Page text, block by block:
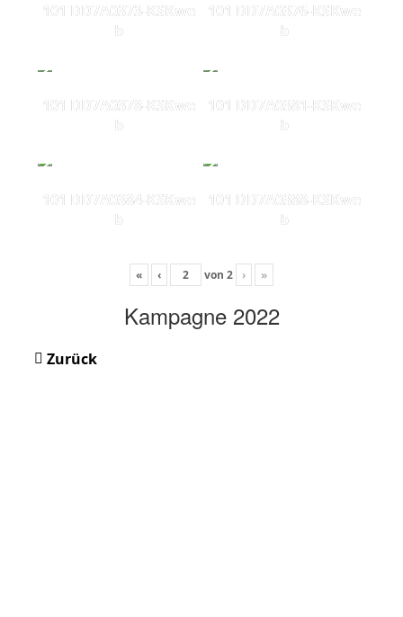
101 DD7A0373-KSKwe
b
101 DD7A0376-KSKwe
b
101 DD7A0378-KSKwe
b
101 DD7A0381-KSKwe
b
101 DD7A0384-KSKwe
b
101 DD7A0388-KSKwe
b
« ‹ von 2 › »
Kampagne 2022
Zurück